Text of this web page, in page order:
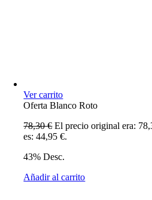
Ver carrito
Oferta Blanco Roto
78,30€ El precio original era:
es: 44,95 €.
43% Desc.
Añadir al carrito